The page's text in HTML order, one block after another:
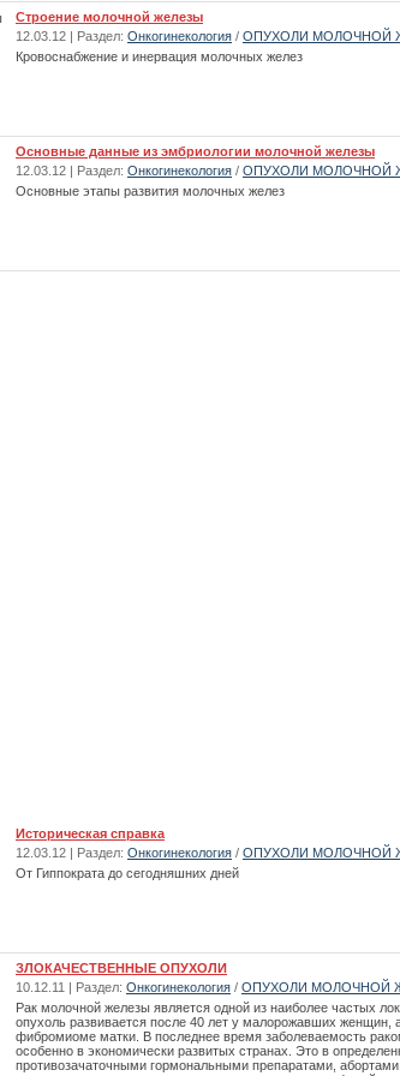
Строение молочной железы
12.03.12 | Раздел: Онкогинекология / ОПУХОЛИ МОЛОЧНОЙ
Кровоснабжение и инервация молочных желез
Основные данные из эмбриологии молочной железы
12.03.12 | Раздел: Онкогинекология / ОПУХОЛИ МОЛОЧНОЙ
Основные этапы развития молочных желез
Историческая справка
12.03.12 | Раздел: Онкогинекология / ОПУХОЛИ МОЛОЧНОЙ
От Гиппократа до сегодняшних дней
ЗЛОКАЧЕСТВЕННЫЕ ОПУХОЛИ
10.12.11 | Раздел: Онкогинекология / ОПУХОЛИ МОЛОЧНОЙ
Рак молочной железы является одной из наиболее частых
опухоль развивается после 40 лет у малорожавших женщин,
фибромиоме матки. В последнее время заболеваемость
особенно в экономически развитых странах. Это в
противозачаточными гормональными препаратами,